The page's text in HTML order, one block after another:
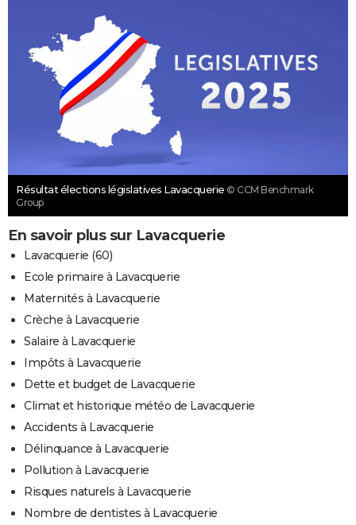
Résultat élections législatives Lavacquerie © CCM Benchmark
Group
En savoir plus sur Lavacquerie
Lavacquerie (60)
Ecole primaire à Lavacquerie
Maternités à Lavacquerie
Crèche à Lavacquerie
Salaire à Lavacquerie
Impôts à Lavacquerie
Dette et budget de Lavacquerie
Climat et historique météo de Lavacquerie
Accidents à Lavacquerie
Délinquance à Lavacquerie
Pollution à Lavacquerie
Risques naturels à Lavacquerie
Nombre de dentistes à Lavacquerie